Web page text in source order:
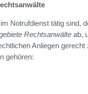
Notrufdienst tätig sind,
Rechtsanwälte ab,
Anliegen gerecht
gehören: